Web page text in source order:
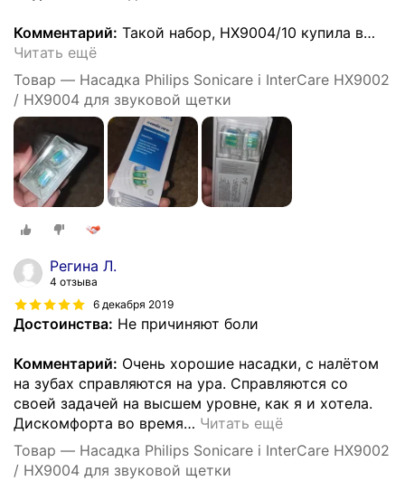
Комментарий: Такой набор, HX9004/10 купила в…
Читать ещё
Товар — Насадка Philips Sonicare i InterCare HX9002
/ HX9004 для звуковой щетки
Регина Л.
4 отзыва
6 декабря 2019
Достоинства: Не причиняют боли
Комментарий: Очень хорошие насадки, с налётом
на зубах справляются на ура. Справляются со
своей задачей на высшем уровне, как я и хотела.
Дискомфорта во время… Читать ещё
Товар — Насадка Philips Sonicare i InterCare HX9002
/ HX9004 для звуковой щетки